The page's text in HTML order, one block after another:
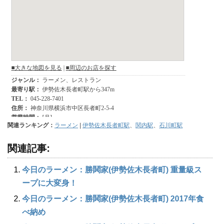
関連ランキング： ラーメン 伊勢佐木長者町駅、 関内駅、 石川町駅
関連記事:
今日のラーメン：勝鬨家(伊勢佐木長者町) 重量級ス
ープに大変身！
今日のラーメン：勝鬨家(伊勢佐木長者町) 2017年食
べ納め